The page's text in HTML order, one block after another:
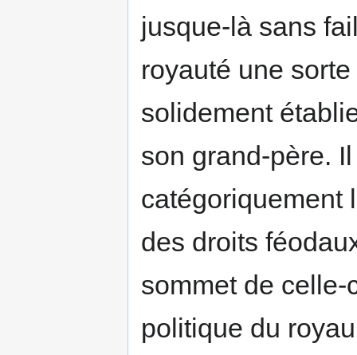
jusque-là sans
royauté une
solidement
son grand-père.
catégoriquement
des droits
sommet de
politique du